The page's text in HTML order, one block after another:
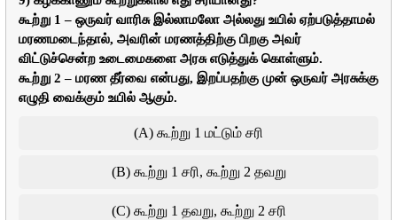
கூற்று 1 – ஒருவர் வாரிசு இல்லாமலோ அல்லது உயில் ஏற்படுத்தாமல்
மரணமடைந்தால், அவரின் மரணத்திற்கு பிறகு அவர்
விட்டுச்சென்ற உடைமைகளை அரசு எடுத்துக் கொள்ளும்.
கூற்று 2 – மரண தீர்வை என்பது, இறப்பதற்கு முன் ஒருவர் அரசுக்கு
எழுதி வைக்கும் உயில் ஆகும்.
(A) கூற்று 1 மட்டும் சரி
(B) கூற்று 1 சரி, கூற்று 2 தவறு
(C) கூற்று 1 தவறு, கூற்று 2 சரி